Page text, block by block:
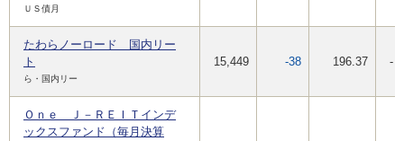
ＵＳ債月
たわらノーロード 国内リー
ト
ら・国内リー
15,449 -38 196.37 -
Ｏｎｅ Ｊ－ＲＥＩＴインデ
ックスファンド（毎月決算